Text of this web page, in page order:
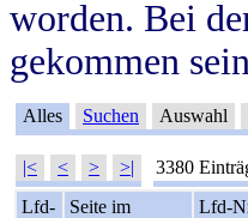
worden. Bei
gekommen
Alles Suchen Auswahl
|< < > >| 3380
Lfd-
Seite im
Lfd-